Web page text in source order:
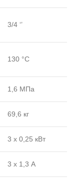
3/4 ‘’
130 °C
1,6 МПа
69,6 кг
3 x 0,25 кВт
3 x 1,3 А